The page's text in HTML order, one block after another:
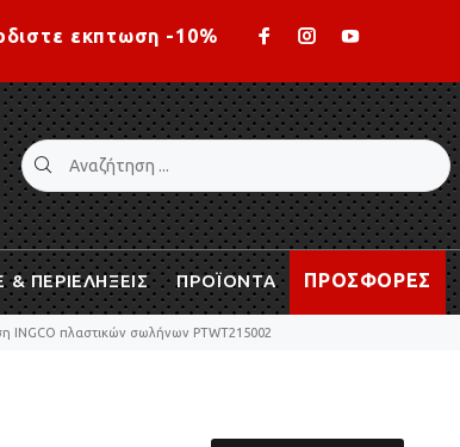
εκπτωση -10%
& ΠΕΡΙΕΛΗΞΕΙΣ ΠΡΟΪΟΝΤΑ ΠΡΟΣΦΟΡΕΣ
INGCO πλαστικών σωλήνων PTWT215002